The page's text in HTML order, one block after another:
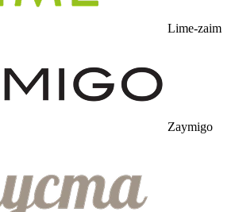
Lime-zaim
Zaymigo